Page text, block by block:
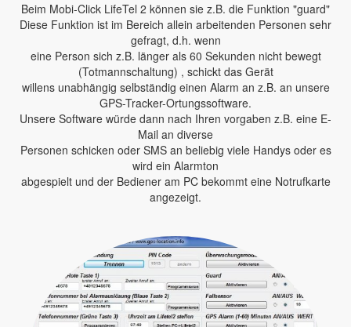
Beim Mobi-Click LifeTel 2 können sie z.B. die Funktion "guard"
Diese Funktion ist im Bereich allein arbeitenden Personen sehr
gefragt, d.h. wenn
eine Person sich z.B. länger als 60 Sekunden nicht bewegt
(Totmannschaltung) , schickt das Gerät
willens unabhängig selbständig einen Alarm an z.B. an unsere
GPS-Tracker-Ortungssoftware.
Unsere Software würde dann nach Ihren vorgaben z.B. eine E-
Mail an diverse
Personen schicken oder SMS an beliebig viele Handys oder es
wird ein Alarmton
abgespielt und der Bediener am PC bekommt eine Notrufkarte
angezeigt.